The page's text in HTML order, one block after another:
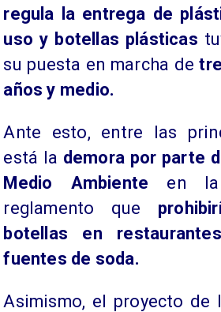
regula la entrega de
uso y botellas plásticas
su puesta en marcha de
años y medio.
Ante esto, entre las
está la demora por parte
Medio Ambiente en la
reglamento que
botellas en
fuentes de soda.
Asimismo, el proyecto de